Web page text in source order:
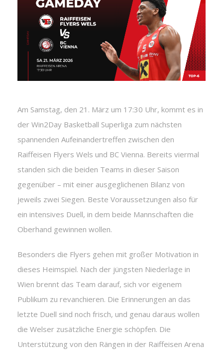
Am Samstag, den 21. März um 17:30 Uhr, kommt es in
der Win2Day Basketball Superliga zum nächsten
spannenden Aufeinandertreffen zwischen den
Raiffeisen Flyers Wels und BC Vienna. Bereits viermal
standen sich die beiden Teams in dieser Saison
gegenüber – mit einer ausgeglichenen Bilanz von
jeweils zwei Siegen. Beste Voraussetzungen also für
ein intensives Duell, in dem beide Mannschaften die
Oberhand gewinnen wollen.
Besonders die Flyers gehen mit großer Motivation in
dieses Heimspiel. Nach der jüngsten Niederlage in
Wien brennt das Team darauf, sich vor eigenem
Publikum zu revanchieren. Die Erinnerungen an das
letzte Duell sind noch frisch, und genau daraus wollen
die Welser zusätzliche Energie schöpfen. Die
Unterstützung von den Rängen in der Raiffeisen Arena